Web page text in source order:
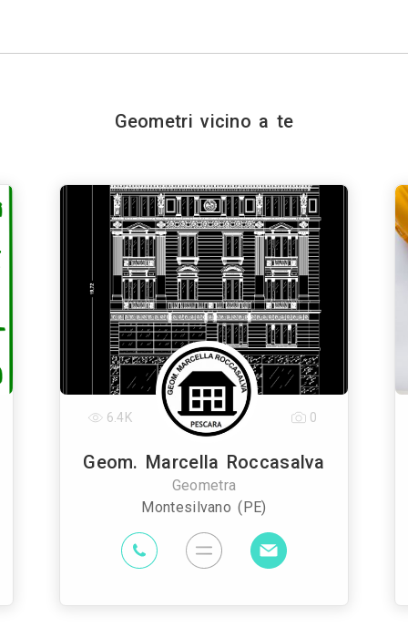
Geometri vicino a te
Geom. Marcella Roccasalva
Geometra
Montesilvano (PE)
6.4K 0